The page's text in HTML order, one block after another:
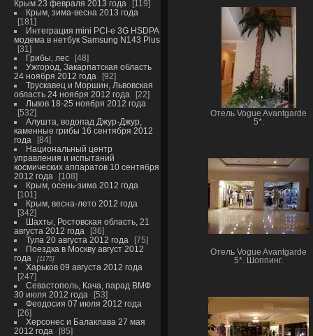
Крым 23 февраля 2013 года
119
Крым, зима-весна 2013 года
181
Интеграция mini PCI-e 3G HSDPA
модема в нетбук Samsung N143 Plus
31
Грибы, лес
48
Ужгород, Закарпатская область
24 ноября 2012 года
92
Трускавец и Моршин, Львовская
область 24 ноября 2012 года
22
Львов 18-25 ноября 2012 года
532
Алушта, водопад Джур-Джур,
каменные грибы 16 сентября 2012
года
84
Национальный центр
управления и испытаний
космических аппаратов 10 сентября
2012 года
108
Крым, осень-зима 2012 года
101
Крым, весна-лето 2012 года
342
Шахты, Ростовская область, 21
августа 2012 года
36
Тула 20 августа 2012 года
75
Поездка в Москву август 2012
года
1175
Харьков 09 августа 2012 года
247
Севастополь, Кача, парад ВМФ
30 июля 2012 года
53
Феодосия 07 июля 2012 года
26
Херсонес и Балаклава 27 мая
2012 года
85
Отель Vogue Avantgarde
5*.
Отель Vogue Avantgarde
5*. Шоппинг.